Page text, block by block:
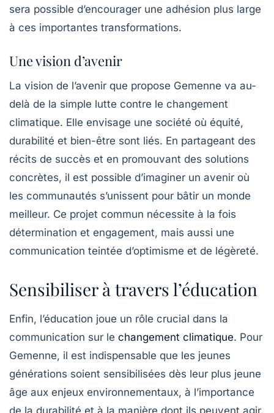
sera possible d’encourager une adhésion plus large
à ces importantes transformations.
Une vision d’avenir
La vision de l’avenir que propose Gemenne va au-
delà de la simple lutte contre le changement
climatique. Elle envisage une société où équité,
durabilité et bien-être sont liés. En partageant des
récits de succès et en promouvant des solutions
concrètes, il est possible d’imaginer un avenir où
les communautés s’unissent pour bâtir un monde
meilleur. Ce projet commun nécessite à la fois
détermination et engagement, mais aussi une
communication teintée d’optimisme et de légèreté.
Sensibiliser à travers l’éducation
Enfin, l’éducation joue un rôle crucial dans la
communication sur le changement climatique. Pour
Gemenne, il est indispensable que les jeunes
générations soient sensibilisées dès leur plus jeune
âge aux enjeux environnementaux, à l’importance